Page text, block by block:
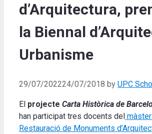
d’Arquitectura,
la Biennal
Urbanisme
29/07/202224/07/2018 by UPC
El projecte Carta Històrica de
han participat tres docents del
Restauració de Monuments